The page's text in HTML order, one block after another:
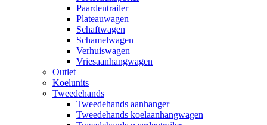
Paardentrailer
Plateauwagen
Schaftwagen
Schamelwagen
Verhuiswagen
Vriesaanhangwagen
Outlet
Koelunits
Tweedehands
Tweedehands aanhanger
Tweedehands koelaanhangwagen